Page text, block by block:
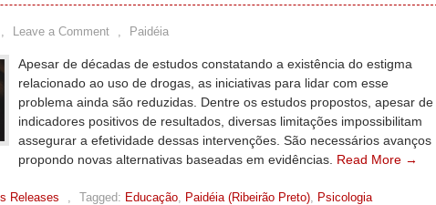
, Leave a Comment , Paidéia
Apesar de décadas de estudos constatando a existência do estigma
relacionado ao uso de drogas, as iniciativas para lidar com esse
problema ainda são reduzidas. Dentre os estudos propostos, apesar de
indicadores positivos de resultados, diversas limitações impossibilitam
assegurar a efetividade dessas intervenções. São necessários avanços
propondo novas alternativas baseadas em evidências. Read More →
Releases , Tagged: Educação, Paidéia (Ribeirão Preto), Psicologia